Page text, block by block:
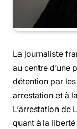
La journaliste
au centre d’une
détention par
arrestation et à
L’arrestation de
quant à la